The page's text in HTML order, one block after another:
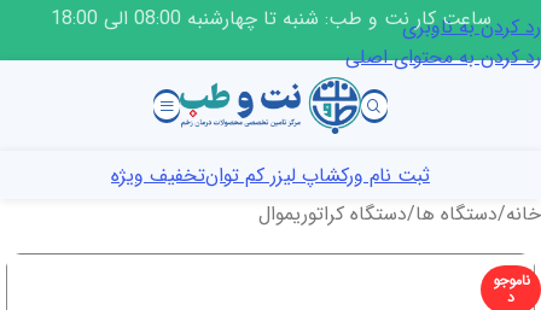
رد کردن به ناوبری
رد کردن به محتوای اصلی
ساعت کار نت و طب: شنبه تا چهارشنبه 08:00 الی 18:00
ثبت نام ورکشاپ لیزر کم توانتخفیف ویژه
خانه/دستگاه ها/دستگاه کراتوریموال
ناموجو
د